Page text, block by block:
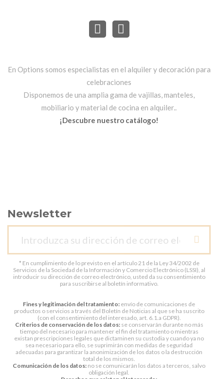
En Options somos especialistas en el alquiler y decoración para
celebraciones
Disponemos de una amplia gama de vajillas, manteles,
mobiliario y material de cocina en alquiler..
¡Descubre nuestro catálogo!
Newsletter
* En cumplimiento de lo previsto en el artículo 21 de la Ley 34/2002 de
Servicios de la Sociedad de la Información y Comercio Electrónico (LSSI), al
introducir su dirección de correo electrónico, usted da su consentimiento
para suscribirse al boletín informativo.
Fines y legitimación del tratamiento: envío de comunicaciones de
productos o servicios a través del Boletín de Noticias al que se ha suscrito
(con el consentimiento del interesado, art. 6.1.a GDPR).
Criterios de conservación de los datos:se conservarán durante no más
tiempo del necesario para mantener el fin del tratamiento o mientras
existan prescripciones legales que dictaminen su custodia y cuando ya no
sea necesario para ello, se suprimirán con medidas de seguridad
adecuadas para garantizar la anonimización de los datos o la destrucción
total de los mismos.
Comunicación de los datos: no se comunicarán los datos a terceros, salvo
obligación legal.